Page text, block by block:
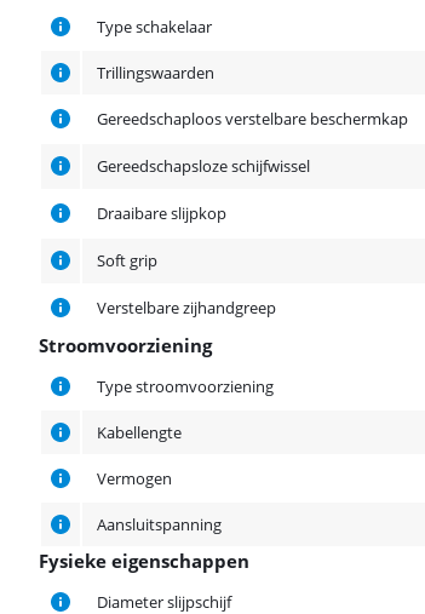
Gebruikscomfort
Type schakelaar
Trillingswaarden
Gereedschaploos verstelbare beschermkap
Gereedschapsloze schijfwissel
Draaibare slijpkop
Soft grip
Verstelbare zijhandgreep
Stroomvoorziening
Stroomvoorziening
Type stroomvoorziening
Kabellengte
Vermogen
Aansluitspanning
Fysieke eigenschappen
Fysieke eigenschappen
Diameter slijpschijf